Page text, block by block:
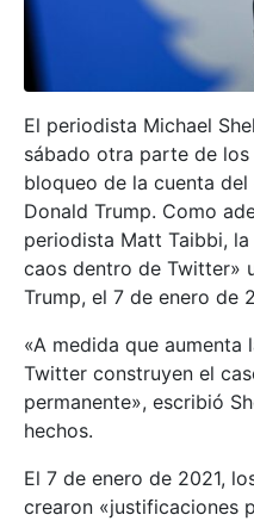
El periodista Michael
sábado otra parte de
bloqueo de la cuenta del
Donald Trump. Como
periodista Matt Taibbi,
caos dentro de Twitter»
Trump, el 7 de enero de
«A medida que
Twitter construyen el
permanente», escribió
hechos.
El 7 de enero de 2021,
crearon «justificaciones